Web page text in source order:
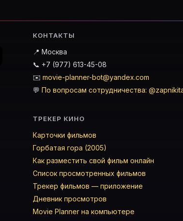
КОНТАКТЫ
📍 Москва
📞 +7 (977) 613-45-08
✉️ movie-planner-bot@yandex.com
💬 По вопросам сотрудничества:
ТРЕКЕР КИНО
Карточки фильмов
Горбатая гора (2005)
Как разместить свой фильм онлайн
Список просмотренных фильмов
Трекер фильмов — приложение
Дневник просмотров
Movie Planner на компьютере